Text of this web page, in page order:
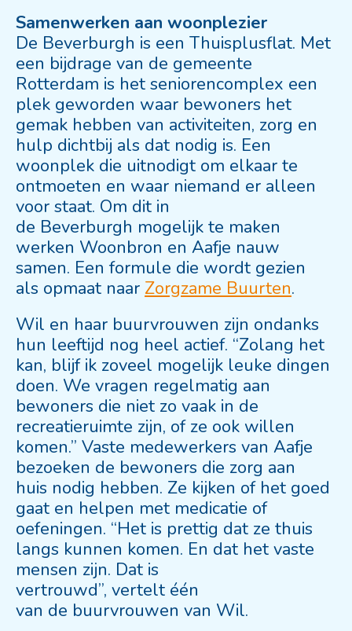
Samenwerken aan woonplezier
De Beverburgh is een Thuisplusflat. Met
een bijdrage van de gemeente
Rotterdam is het seniorencomplex een
plek geworden waar bewoners het
gemak hebben van activiteiten, zorg en
hulp dichtbij als dat nodig is. Een
woonplek die uitnodigt om elkaar te
ontmoeten en waar niemand er alleen
voor staat. Om dit in
de Beverburgh mogelijk te maken
werken Woonbron en Aafje nauw
samen. Een formule die wordt gezien
als opmaat naar Zorgzame Buurten.
Wil en haar buurvrouwen zijn ondanks
hun leeftijd nog heel actief. “Zolang het
kan, blijf ik zoveel mogelijk leuke dingen
doen. We vragen regelmatig aan
bewoners die niet zo vaak in de
recreatieruimte zijn, of ze ook willen
komen.” Vaste medewerkers van Aafje
bezoeken de bewoners die zorg aan
huis nodig hebben. Ze kijken of het goed
gaat en helpen met medicatie of
oefeningen. “Het is prettig dat ze thuis
langs kunnen komen. En dat het vaste
mensen zijn. Dat is
vertrouwd”, vertelt één
van de buurvrouwen van Wil.